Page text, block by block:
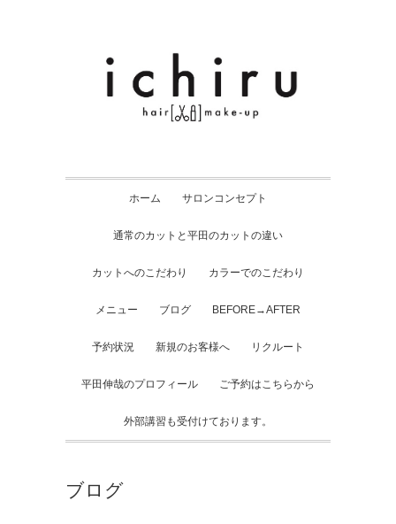
ホーム サロンコンセプト
通常のカットと平田のカットの違い
カットへのこだわり カラーでのこだわり
メニュー ブログ BEFORE→AFTER
予約状況 新規のお客様へ リクルート
平田伸哉のプロフィール ご予約はこちらから
外部講習も受付けております。
ブログ